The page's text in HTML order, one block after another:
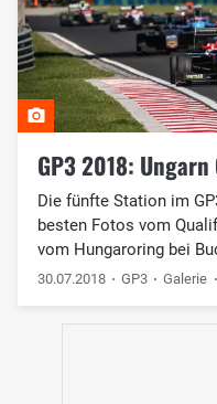
GP3 2018:
Die fünfte Station im
besten Fotos vom
vom Hungaroring bei
30.07.2018 GP3 Galerie